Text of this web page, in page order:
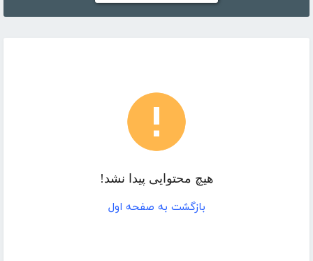
هیچ محتوایی پیدا نشد!
بازگشت به صفحه اول